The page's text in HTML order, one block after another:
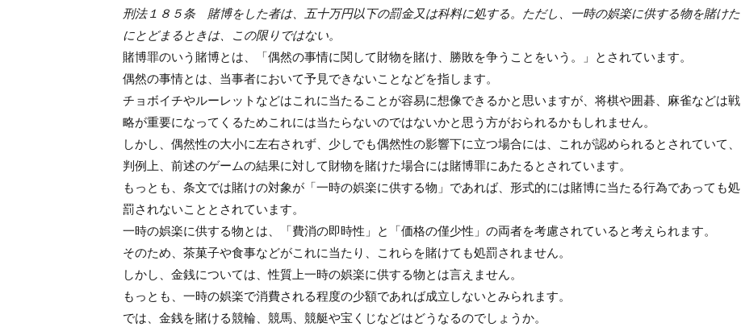
刑法１８５条 賭博をした者は、五十万円以下の罰金又は科料に処する。ただし、一時の娯楽に供する物を賭けた
にとどまるときは、この限りではない。
賭博罪のいう賭博とは、「偶然の事情に関して財物を賭け、勝敗を争うことをいう。」とされています。
偶然の事情とは、当事者において予見できないことなどを指します。
チョボイチやルーレットなどはこれに当たることが容易に想像できるかと思いますが、将棋や囲碁、麻雀などは戦
略が重要になってくるためこれには当たらないのではないかと思う方がおられるかもしれません。
しかし、偶然性の大小に左右されず、少しでも偶然性の影響下に立つ場合には、これが認められるとされていて、
判例上、前述のゲームの結果に対して財物を賭けた場合には賭博罪にあたるとされています。
もっとも、条文では賭けの対象が「一時の娯楽に供する物」であれば、形式的には賭博に当たる行為であっても処
罰されないこととされています。
一時の娯楽に供する物とは、「費消の即時性」と「価格の僅少性」の両者を考慮されていると考えられます。
そのため、茶菓子や食事などがこれに当たり、これらを賭けても処罰されません。
しかし、金銭については、性質上一時の娯楽に供する物とは言えません。
もっとも、一時の娯楽で消費される程度の少額であれば成立しないとみられます。
では、金銭を賭ける競輪、競馬、競艇や宝くじなどはどうなるのでしょうか。